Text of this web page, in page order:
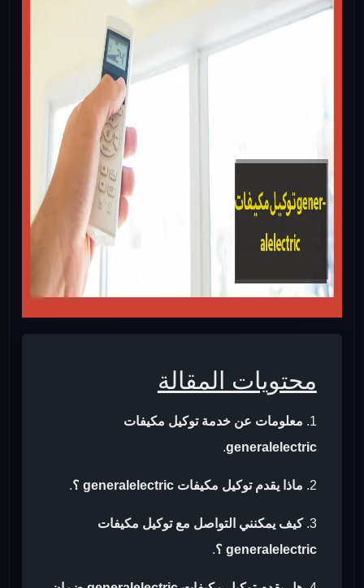
محتويات المقالة
معلومات عن خدمة توكيل مكيفات
generalelectric
.
ماذا يقدم توكيل مكيفات generalelectric ؟ .
كيف يمكنني التواصل مع توكيل مكيفات
generalelectric ؟
.